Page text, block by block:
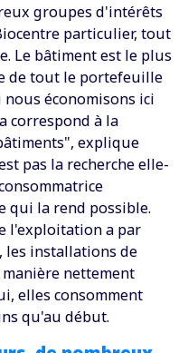
groupes d'intérêts
particulier, tout
Le bâtiment est le plus
de tout le portefeuille
économisons ici
correspond à la
explique
pas la recherche elle-
qui la rend possible.
l'exploitation a par
les installations de
nettement
elles consomment
qu'au début.